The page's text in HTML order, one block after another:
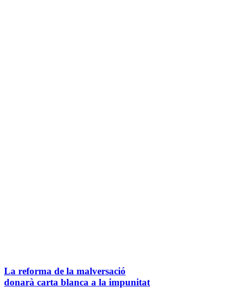
La reforma de la malversació
donarà carta blanca a la impunitat